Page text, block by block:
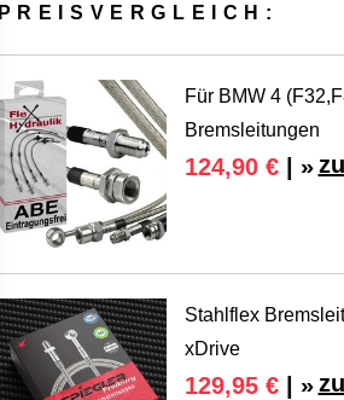
PREIS­VER­GLEICH:
Für BMW 4
Bremsleitungen
124,90 €| »
Stahlflex
xDrive
129,95 €| »